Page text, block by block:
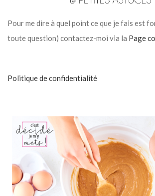
Pour me dire à quel point ce que je fais est
toute question) contactez-moi via la Page
Politique de confidentialité